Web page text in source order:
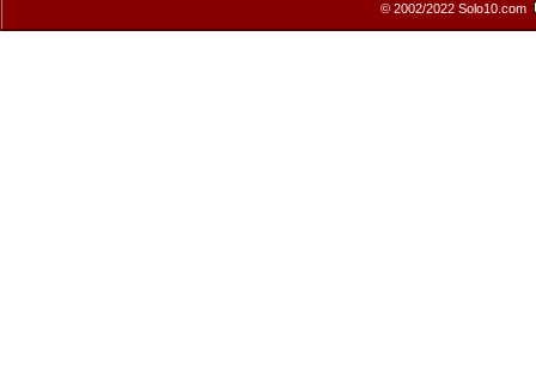
© 2002/2022 Solo10.com